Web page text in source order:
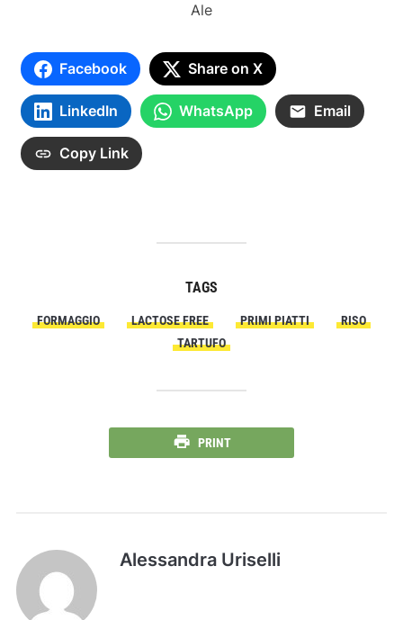
Ale
Facebook Share on X
LinkedIn WhatsApp Email
Copy Link
TAGS
FORMAGGIO LACTOSE FREE PRIMI PIATTI
RISO
TARTUFO
PRINT
Alessandra Uriselli